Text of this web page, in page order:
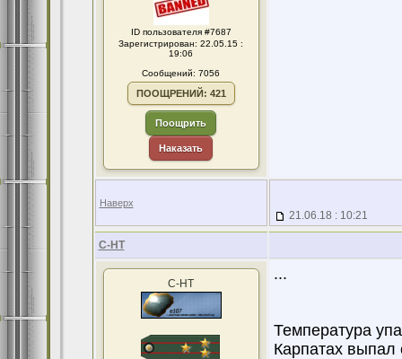
ID пользователя #7687
Зарегистрирован: 22.05.15 :
19:06
Сообщений: 7056
ПООЩРЕНИЙ: 421
Поощрить
Наказать
Наверх
21.06.18 : 10:21
С-НТ
С-НТ
...
Температура
Карпатах выпал